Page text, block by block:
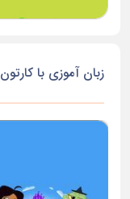
زبان آموزی با کارتون